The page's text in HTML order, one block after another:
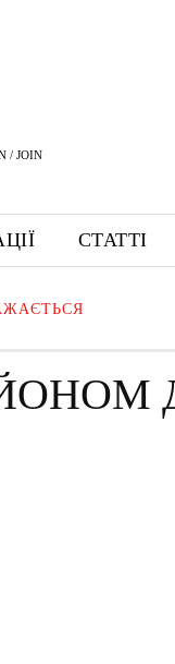
/ JOIN
СТАТТІ